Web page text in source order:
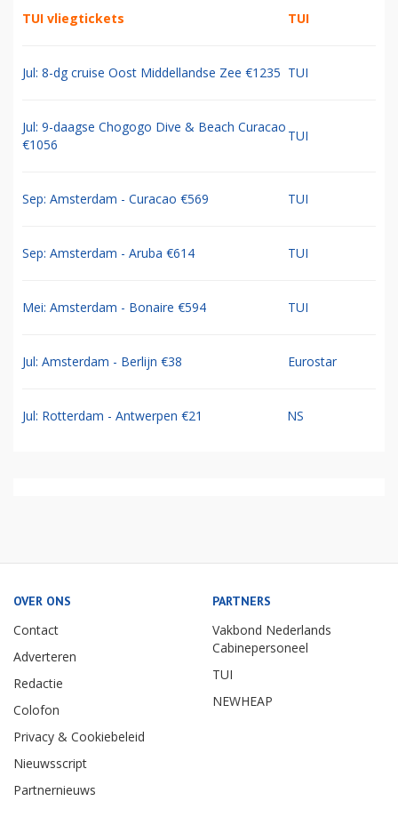
TUI vliegtickets TUI
Jul: 8-dg cruise Oost Middellandse Zee €1235 TUI
Jul: 9-daagse Chogogo Dive & Beach Curacao
€1056
TUI
Sep: Amsterdam - Curacao €569 TUI
Sep: Amsterdam - Aruba €614 TUI
Mei: Amsterdam - Bonaire €594 TUI
Jul: Amsterdam - Berlijn €38 Eurostar
Jul: Rotterdam - Antwerpen €21 NS
OVER ONS
Contact
Adverteren
Redactie
Colofon
Privacy & Cookiebeleid
Nieuwsscript
Partnernieuws
PARTNERS
Vakbond Nederlands
Cabinepersoneel
TUI
NEWHEAP